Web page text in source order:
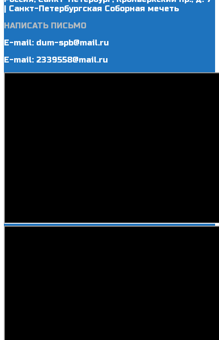
| Санкт-Петербургская Соборная мечеть
НАПИСАТЬ ПИСЬМО
E-mail: dum-spb@mail.ru
E-mail: 2339558@mail.ru